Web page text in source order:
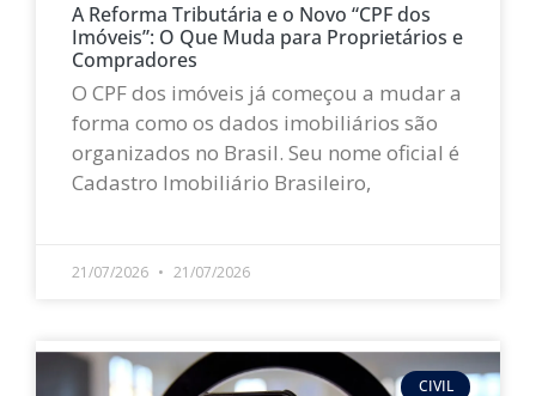
A Reforma Tributária e o Novo “CPF dos
Imóveis”: O Que Muda para Proprietários e
Compradores
O CPF dos imóveis já começou a mudar a
forma como os dados imobiliários são
organizados no Brasil. Seu nome oficial é
Cadastro Imobiliário Brasileiro,
21/07/2026 21/07/2026
CIVIL